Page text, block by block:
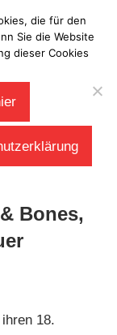
Bones,
18.
die für den
Sie die Website
dieser Cookies